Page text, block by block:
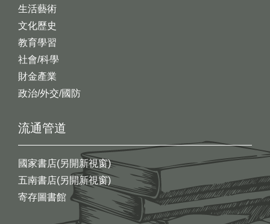
生活藝術
文化歷史
教育學習
社會/科學
財金產業
政治/外交/國防
流通管道
國家書店(另開新視窗)
五南書店(另開新視窗)
寄存圖書館